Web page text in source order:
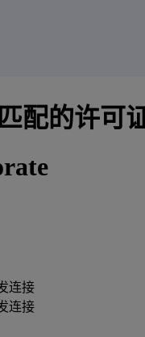
配的许可
连接
连接